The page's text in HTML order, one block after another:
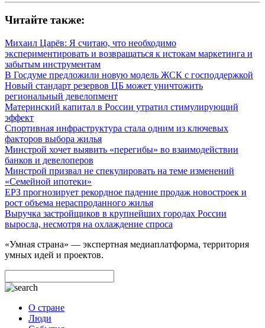
Читайте также:
Михаил Царёв: Я считаю, что необходимо
экспериментировать и возвращаться к истокам маркетинга и
забытым инструментам
В Госдуме предложили новую модель ЖСК с господдержкой
Новый стандарт резервов ЦБ может уничтожить
региональный девелопмент
Материнский капитал в России утратил стимулирующий
эффект
Спортивная инфраструктура стала одним из ключевых
факторов выбора жилья
Минстрой хочет выявить «перегибы» во взаимодействии
банков и девелоперов
Минстрой призвал не спекулировать на теме изменений
«Семейной ипотеки»
ЕРЗ прогнозирует рекордное падение продаж новостроек и
рост объема нераспроданного жилья
Выручка застройщиков в крупнейших городах России
выросла, несмотря на охлаждение спроса
«Умная страна» — экспертная медиаплатформа, территория
умных идей и проектов.
О стране
Люди